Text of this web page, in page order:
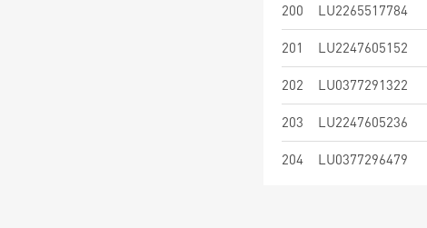
200 LU2265517784
201 LU2247605152
202 LU0377291322
203 LU2247605236
204 LU0377296479